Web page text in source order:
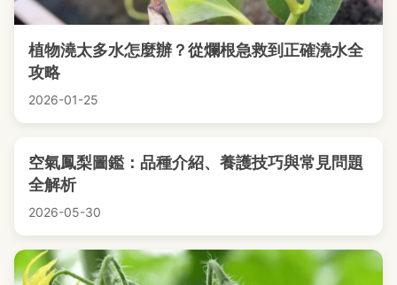
植物澆太多水怎麼辦？從爛根急救到正確澆水全
攻略
2026-01-25
空氣鳳梨圖鑑：品種介紹、養護技巧與常見問題
全解析
2026-05-30